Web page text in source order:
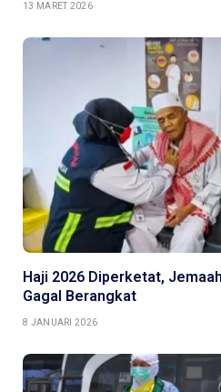
13 MARET 2026
Haji 2026 Diperketat,
Gagal Berangkat
8 JANUARI 2026